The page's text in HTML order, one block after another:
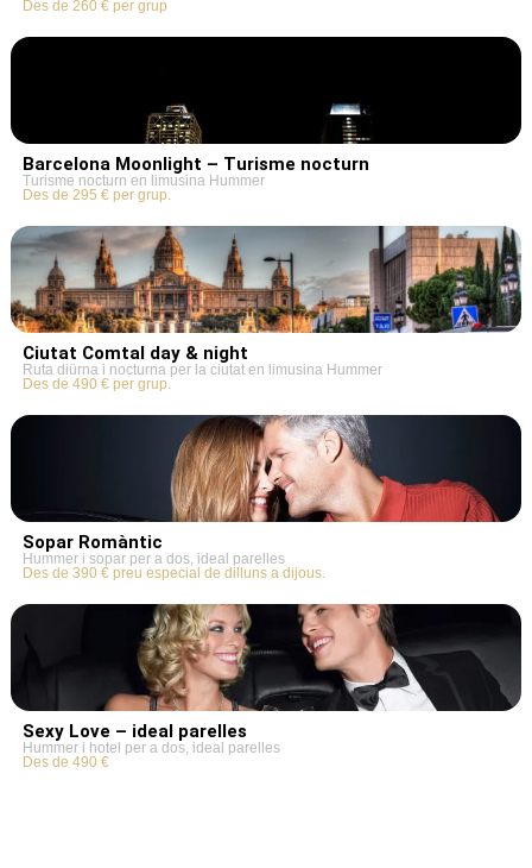
Des de 260 € per grup
Barcelona Moonlight – Turisme nocturn
Turisme nocturn en limusina Hummer
Des de 295 € per grup.
Ciutat Comtal day & night
Ruta diürna i nocturna per la ciutat en limusina Hummer
Des de 490 € per grup.
Sopar Romàntic
Hummer i sopar per a dos, ideal parelles
Des de 390 € preu especial de dilluns a dijous.
Sexy Love – ideal parelles
Hummer i hotel per a dos, ideal parelles
Des de 490 €